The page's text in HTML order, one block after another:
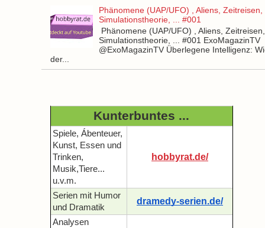
Phänomene (UAP/UFO) , Aliens, Zeitreisen,
Simulationstheorie, ... #001
Phänomene (UAP/UFO) , Aliens, Zeitreisen,
Simulationstheorie, ... #001 ExoMagazinTV
@ExoMagazinTV Überlegene Intelligenz:
der...
Kunterbuntes ...
Spiele, Ábenteuer,
Kunst, Essen und
Trinken,
Musik,Tiere...
u.v.m.
hobbyrat.de/
Serien mit Humor
und Dramatik
dramedy-serien.de/
Analysen